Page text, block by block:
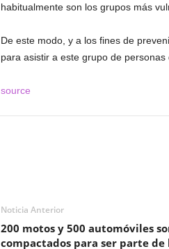
habitualmente son los grupos más
De este modo, y a los fines de
para asistir a este grupo de personas
source
Noticia Anterior
200 motos y 500 automóviles
compactados para ser parte de